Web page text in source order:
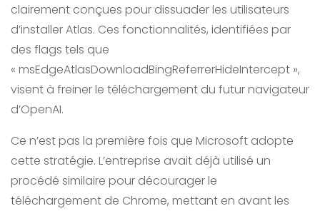
clairement conçues pour dissuader les utilisateurs
d’installer Atlas. Ces fonctionnalités, identifiées par
des flags tels que
« msEdgeAtlasDownloadBingReferrerHideIntercept »,
visent à freiner le téléchargement du futur navigateur
d’OpenAI.
Ce n’est pas la première fois que Microsoft adopte
cette stratégie. L’entreprise avait déjà utilisé un
procédé similaire pour décourager le
téléchargement de Chrome, mettant en avant les